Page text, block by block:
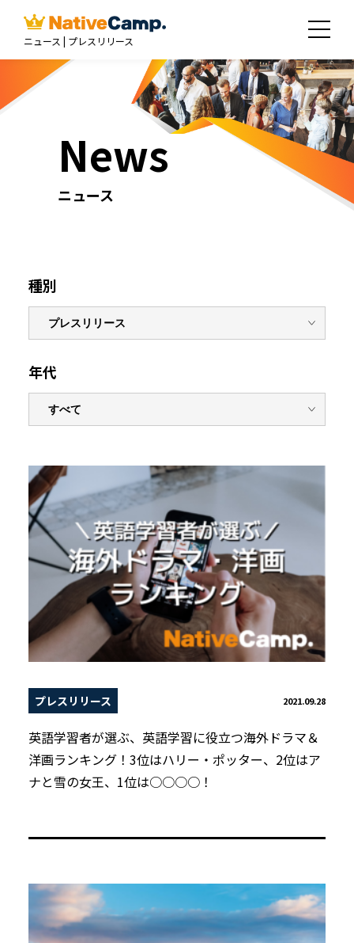
ニュース | プレスリリース
News
ニュース
種別
年代
プレスリリース 2021.09.28
英語学習者が選ぶ、英語学習に役立つ海外ドラマ＆
洋画ランキング！3位はハリー・ポッター、2位はア
ナと雪の女王、1位は○○○○！